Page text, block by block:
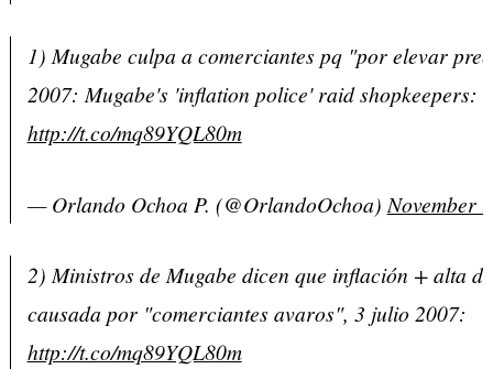
1) Mugabe culpa a comerciantes pq "por elevar
2007: Mugabe's 'inflation police' raid shopkeepers:
http://t.co/mq89YQL80m
— Orlando Ochoa P. (@OrlandoOchoa) November
2) Ministros de Mugabe dicen que inflación + alta
causada por "comerciantes avaros", 3 julio 2007:
http://t.co/mq89YQL80m